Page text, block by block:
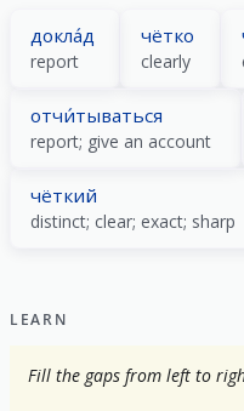
докла́д
report
чётко
clearly
отчи́тываться
report; give an account
чёткий
distinct; clear; exact; sharp
LEARN
Fill the gaps from left to